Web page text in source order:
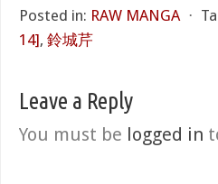
Posted in: RAW MANGA ⋅
14], 鈴城芹
Leave a Reply
You must be logged in